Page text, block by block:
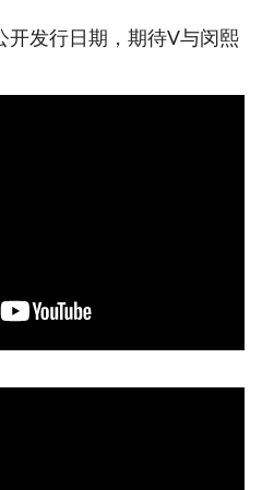
开发行日期，期待V与闵熙